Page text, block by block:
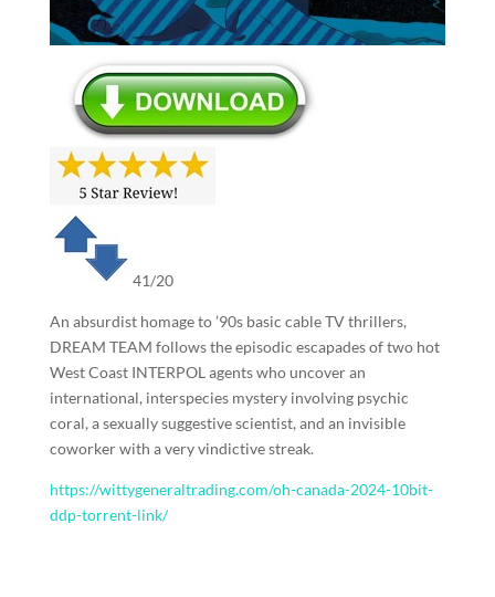
41/20
An absurdist homage to ’90s basic cable TV thrillers,
DREAM TEAM follows the episodic escapades of two hot
West Coast INTERPOL agents who uncover an
international, interspecies mystery involving psychic
coral, a sexually suggestive scientist, and an invisible
coworker with a very vindictive streak.
https://wittygeneraltrading.com/oh-canada-2024-10bit-
ddp-torrent-link/